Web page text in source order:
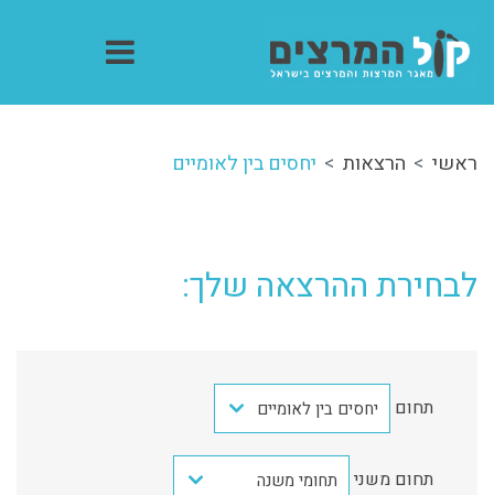
ראשי הרצאות יחסים בין לאומיים
לבחירת ההרצאה שלך:
תחום יחסים בין לאומיים
תחום משני תחומי משנה